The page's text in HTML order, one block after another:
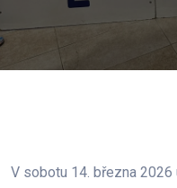
V sobotu 14. března